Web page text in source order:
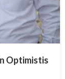
Optimistis